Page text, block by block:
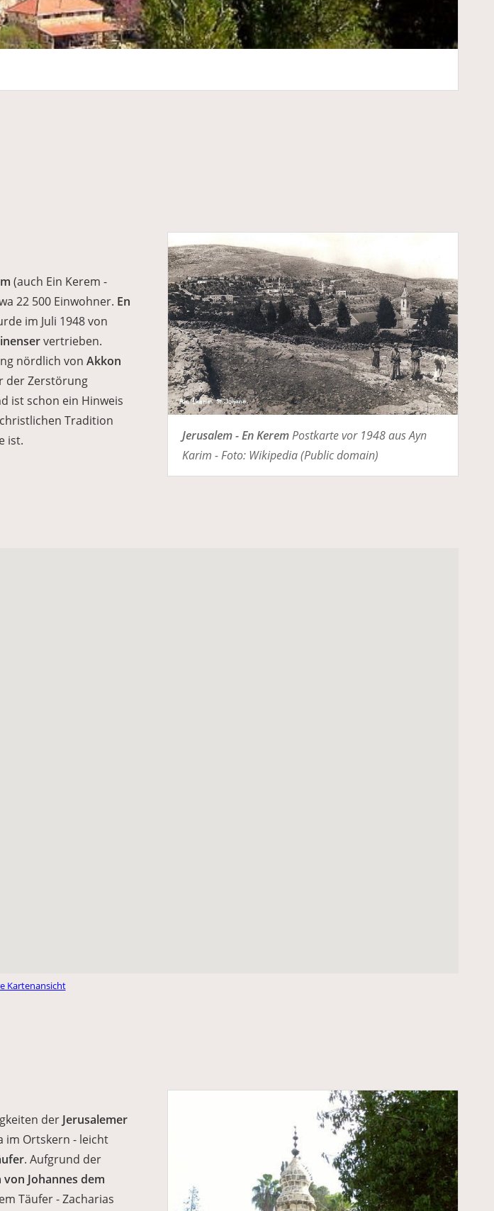
Jerusalem - En KeremPostkarte vor 1948 aus Ayn
Karim - Foto: Wikipedia (Public domain)
(auch Ein Kerem -
22 500 Einwohner. En
im Juli 1948 von
vertrieben.
nördlich von Akkon
der Zerstörung
ist schon ein Hinweis
Tradition
ist.
Kartenansicht
der Jerusalemer
im Ortskern - leicht
. Aufgrund der
von Johannes dem
Täufer - Zacharias